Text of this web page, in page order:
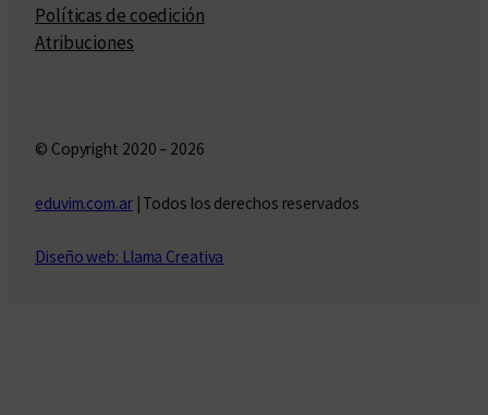
Políticas de coedición
Atribuciones
© Copyright 2020 – 2026
eduvim.com.ar| Todos los derechos reservados
Diseño web: Llama Creativa